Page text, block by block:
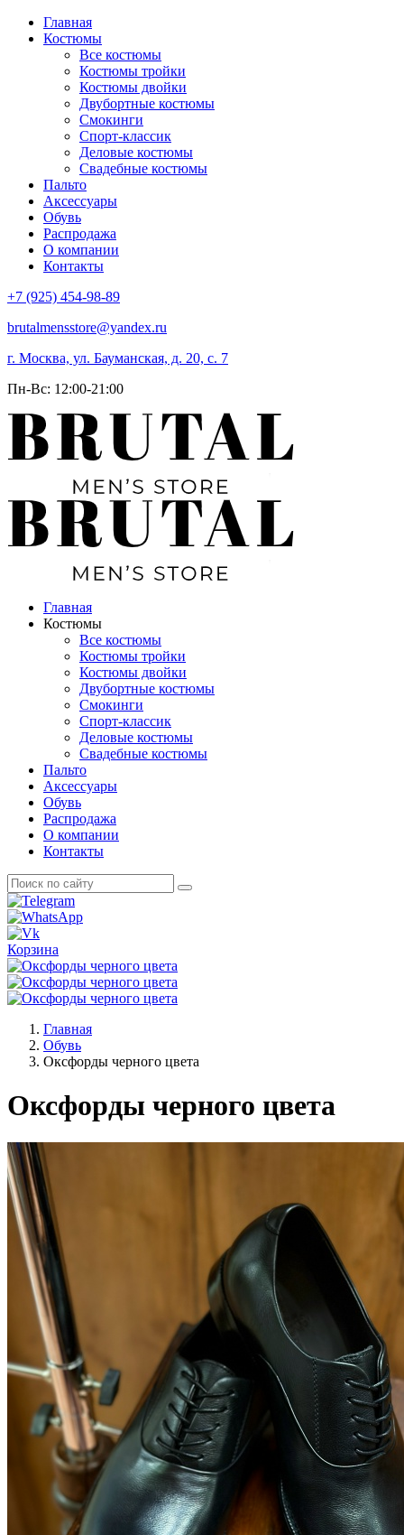
Главная
Костюмы
Все костюмы
Костюмы тройки
Костюмы двойки
Двубортные костюмы
Смокинги
Спорт-классик
Деловые костюмы
Свадебные костюмы
Пальто
Аксессуары
Обувь
Распродажа
О компании
Контакты
+7 (925) 454-98-89
brutalmensstore@yandex.ru
г. Москва, ул. Бауманская, д. 20, с. 7
Пн-Вс: 12:00-21:00
Главная
Костюмы
Все костюмы
Костюмы тройки
Костюмы двойки
Двубортные костюмы
Смокинги
Спорт-классик
Деловые костюмы
Свадебные костюмы
Пальто
Аксессуары
Обувь
Распродажа
О компании
Контакты
Корзина
Главная
Обувь
Оксфорды черного цвета
Оксфорды черного цвета